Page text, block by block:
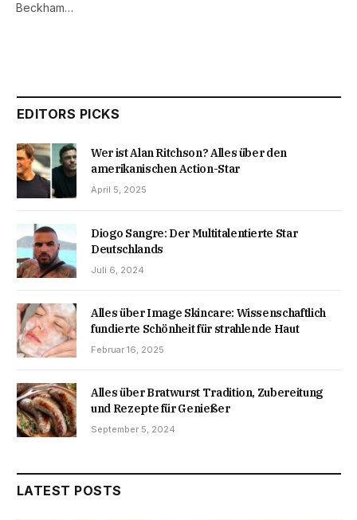
Beckham…
EDITORS PICKS
Wer ist Alan Ritchson? Alles über den
amerikanischen Action-Star
April 5, 2025
Diogo Sangre: Der Multitalentierte Star
Deutschlands
Juli 6, 2024
Alles über Image Skincare: Wissenschaftlich
fundierte Schönheit für strahlende Haut
Februar 16, 2025
Alles über Bratwurst Tradition, Zubereitung
und Rezepte für Genießer
September 5, 2024
LATEST POSTS